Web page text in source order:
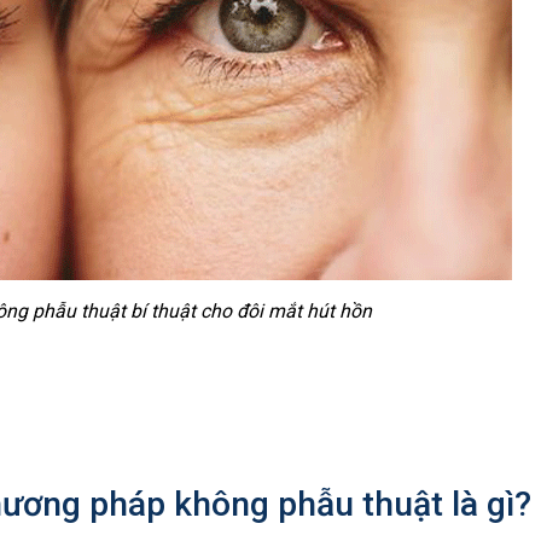
phẫu thuật bí thuật cho đôi mắt hút hồn
pháp không phẫu thuật là gì?